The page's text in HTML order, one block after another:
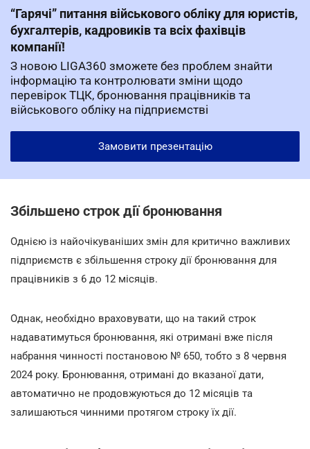
“Гарячі” питання військового обліку для юристів,
бухгалтерів, кадровиків та всіх фахівців
компанії!
З новою LIGA360 зможете без проблем знайти
інформацію та контролювати зміни щодо
перевірок ТЦК, бронювання працівників та
військового обліку на підприємстві
Замовити презентацію
Збільшено строк дії бронювання
Однією із найочікуваніших змін для критично важливих
підприємств є збільшення строку дії бронювання для
працівників з 6 до 12 місяців.
Однак, необхідно враховувати, що на такий строк
надаватимуться бронювання, які отримані вже після
набрання чинності постановою № 650, тобто з 8 червня
2024 року. Бронювання, отримані до вказаної дати,
автоматично не продовжуються до 12 місяців та
залишаються чинними протягом строку їх дії.